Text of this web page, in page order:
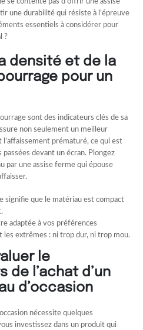
se contente pas d’offrir une assise
une durabilité qui résiste à l’épreuve
essentiels à considérer pour
?
densité et de la
pour un
sont des indicateurs clés de sa
non seulement un meilleur
prématuré, ce qui est
devant un écran. Plongez
par une assise ferme qui épouse
signifie que le matériau est compact
adaptée à vos préférences
extrêmes : ni trop dur, ni trop mou.
le
de l’achat d’un
d’occasion
nécessite quelques
investissez dans un produit qui